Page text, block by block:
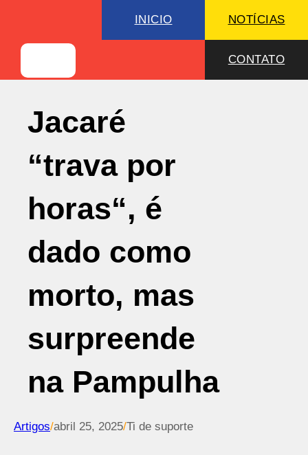
INICIO NOTÍCIAS
CONTATO
Jacaré
“trava por
horas“, é
dado como
morto, mas
surpreende
na Pampulha
Artigos/abril 25, 2025/Ti de suporte